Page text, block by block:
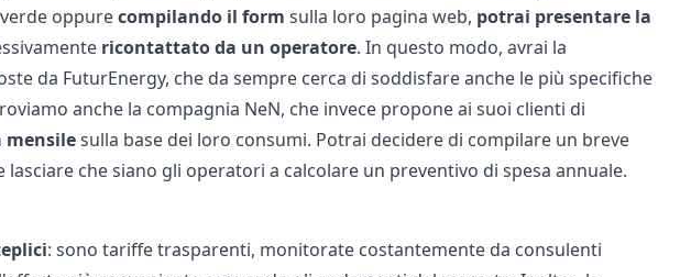
oppurecompilando il form sulla loro pagina web, potrai presentare la
ricontattato da un operatore. In questo modo, avrai la
da FuturEnergy, che da sempre cerca di soddisfare anche le più specifiche
anche la compagnia NeN, che invece propone ai suoi clienti di
mensilesulla base dei loro consumi. Potrai decidere di compilare un breve
che siano gli operatori a calcolare un preventivo di spesa annuale.
: sono tariffe trasparenti, monitorate costantemente da consulenti